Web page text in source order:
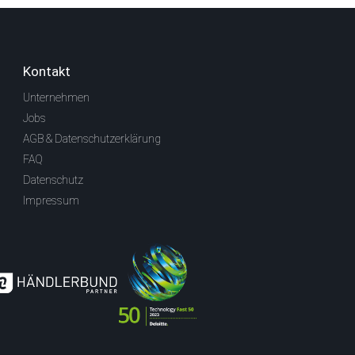
Kontakt
Unternehmen
Jobs
AGB & Datenschutzerklärung
FAQ
Datenschutz
Impressum